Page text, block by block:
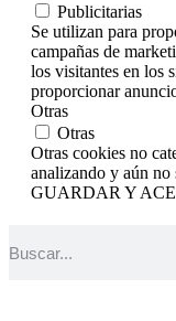
Publicitarias
Se utilizan para
campañas de
los visitantes en los
proporcionar
Otras
Otras
Otras cookies no
analizando y aún no
GUARDAR Y